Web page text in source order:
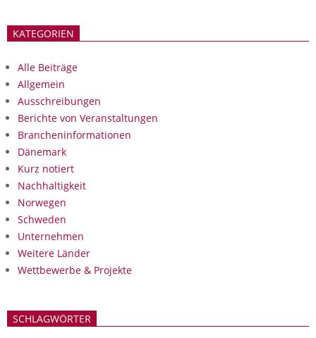
KATEGORIEN
Alle Beiträge
Allgemein
Ausschreibungen
Berichte von Veranstaltungen
Brancheninformationen
Dänemark
Kurz notiert
Nachhaltigkeit
Norwegen
Schweden
Unternehmen
Weitere Länder
Wettbewerbe & Projekte
SCHLAGWÖRTER